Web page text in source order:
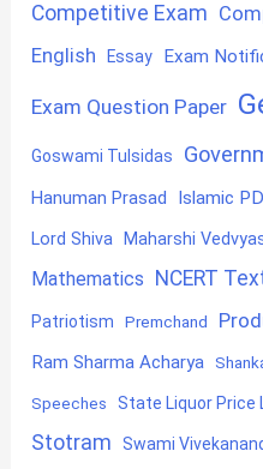
Competitive Exam
English Essay Exam
Exam Question Paper
Goswami Tulsidas
Hanuman Prasad Islamic
Lord Shiva Maharshi
Mathematics NCERT
Patriotism Premchand
Ram Sharma Acharya
Speeches State Liquor Price
Stotram Swami